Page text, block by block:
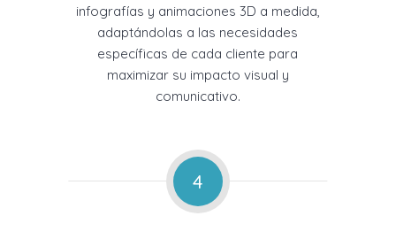
infografías y animaciones 3D a medida,
adaptándolas a las necesidades
específicas de cada cliente para
maximizar su impacto visual y
comunicativo.
4